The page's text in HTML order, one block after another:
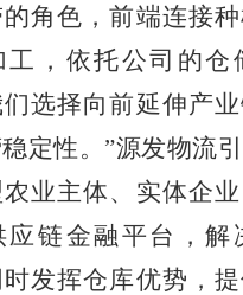
角色，前端连接
工，依托公司的仓
选择向前延伸产
定性。”源发物流
业主体、实体企
应链金融平台，解
发挥仓库优势，